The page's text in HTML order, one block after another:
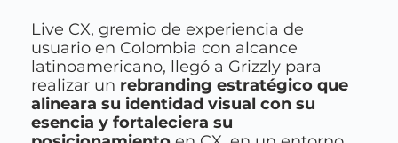
Live CX, gremio de experiencia de
usuario en Colombia con alcance
latinoamericano, llegó a Grizzly para
realizar un rebranding estratégico que
alineara su identidad visual con su
esencia y fortaleciera su